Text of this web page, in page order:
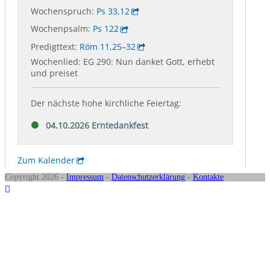
Copyright 2026 - Impressum - Datenschutzerklärung - Kontakte